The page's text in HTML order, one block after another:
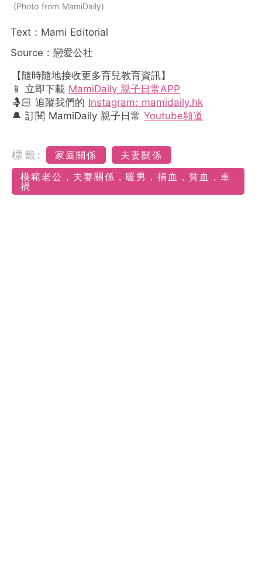
Photo from MamiDaily
Text：Mami Editorial
Source : 戀愛公社
【隨時隨地接收更多育兒教育資訊】
📱 立即下載 MamiDaily 親子日常APP
🤱🏻 追蹤我們的 Instagram: mamidaily.hk
🔔 訂閱 MamiDaily 親子日常 Youtube頻道
標籤: 家庭關係
夫妻關係
模範老公，夫妻關係，暖男，捐血，貧血，車
禍